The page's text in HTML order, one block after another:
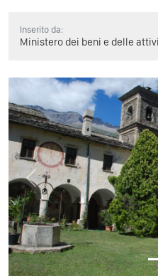
Inserito da:
Ministero dei beni e delle
Previous